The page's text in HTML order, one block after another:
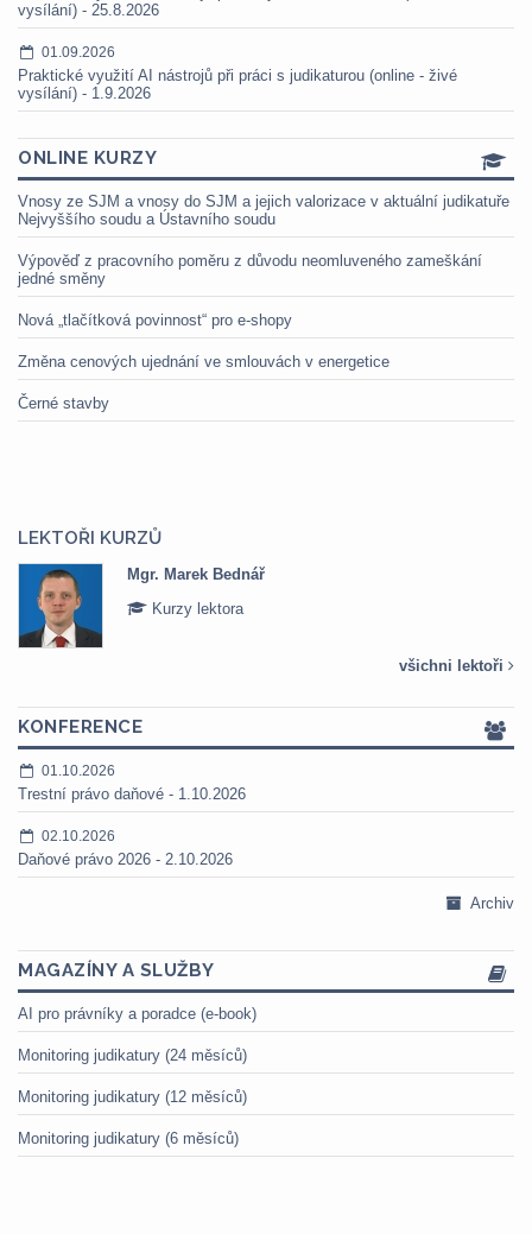
vysílání) - 25.8.2026
01.09.2026
Praktické využití AI nástrojů při práci s judikaturou (online - živé
vysílání) - 1.9.2026
ONLINE KURZY
Vnosy ze SJM a vnosy do SJM a jejich valorizace v aktuální judikatuře
Nejvyššího soudu a Ústavního soudu
Výpověď z pracovního poměru z důvodu neomluveného zameškání
jedné směny
Nová „tlačítková povinnost“ pro e-shopy
Změna cenových ujednání ve smlouvách v energetice
Černé stavby
LEKTOŘI KURZŮ
Mgr. Marek Bednář
Kurzy lektora
všichni lektoři
KONFERENCE
01.10.2026
Trestní právo daňové - 1.10.2026
02.10.2026
Daňové právo 2026 - 2.10.2026
Archiv
MAGAZÍNY A SLUŽBY
AI pro právníky a poradce (e-book)
Monitoring judikatury (24 měsíců)
Monitoring judikatury (12 měsíců)
Monitoring judikatury (6 měsíců)